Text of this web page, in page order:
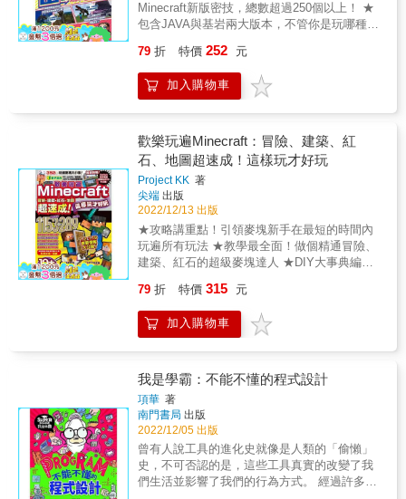
所以背上一個外殼的蛞蝓。對這個小謊感到內
疚。但其實角落小夥伴們全都發現牠其實是蛞
蝓。 ❤炸豬排：炸豬排的邊邊。瘦肉1%、肥油
99%，因為都是油，所以被剩下來
&hellip;&hellip; ❤炸蝦尾：因為太硬所以被吃剩
下來&hellip;&hellip;與炸豬排是知心好友。 ❤麻
不好吸而被剩下的。 ❤山：仰望富士山的一座
小山。 ❤雜草：擁有一個夢想，希望有一天能
在嚮往的花店裡被做成一把花束！積極的小
草。 ❤飛塵：常聚在角落裡，無憂無慮的一
群！ ❤幽靈：不想嚇到人，所以總是悄悄的。
&
長」，所以難免會遇到似懂非懂的部分。這時
建議讀者先找個範例實作，遇到想了解為何要
這麼打指令的地方，再回去CHECK說明的部
果你就是要立馬體驗唯我獨尊的麥塊，也可以
直接把書上的程式碼打進每個指令方塊內，然
後按本書的附錄教學建立一個伺服器，就可以
問題的喔！ 【只有你的世界才有的#防具#武器
#魔物#BOSS！】 #活力胸甲#防摔護腿#迅捷
護腿#荷葉輕功履#熔岩行者靴#探照燈頭盔#解
毒護符#防爆護符#黃金之盾 #機械弓#電掣喚雷
戟#走石飛沙 (雙劍)#凜月戰斧#破陽劍#傳送弓#
不死戰鎚#馬格雷雙子 #骷髏馬陷阱#殭屍卵囊#
凋零烈焰神#龍焰幽靈#終界弓箭手#寶箱怪 #電
掣夜梟#沙漠孤劍#嚴寒怪牛#深紅凋零#紫珀使
Minecraft新版密技，總數超過250個以上！ ★
包含JAVA與基岩兩大版本，不管你是玩哪種版
DIY大事典編輯部逐一實測，確認有用才會刊
登！ MOD、插件、指令、BUG、地圖、撇步等
Minecraft超神技就是秀一波！保證讓你的麥塊
所欲製作音階盒的演奏裝置 ■自由在地圖內追
加建築物 ■不開遊戲也能模擬紅石線路運作 ■
用麥塊裡的方塊重現現實拍攝的相片 ■自由選
擇多達250萬種以上的外觀 ■11種改變遊戲設定
的指令 ■知名抓寵GO遊戲的指令系統 ■竟然可
以使用槍 ■你哆啦A夢？住宅秒叫出 ■迷你史堤
夫登場 ■神奇重力槍 ■小精靈立馬玩 ■把自己的
作品複製到另一個地圖裡 ■知名動漫MOD ■在
現代化的世界裡生活 ■讓自己變得超像村民 ■
連水都能炸翻的猛爆TNT ■外觀充滿恐怖氣氛
得更加寫實生動 ■可愛動物們大集合 ■豐富的
動作表情 ■添加強悍敵人讓生存模式更驚險刺
激 ■通過傳送門後會來到黃昏森林 ■召喚詭異
實鐵路 ■整地推薦MOD ■讓主角史堤夫變身動
漫少女 ■這是星戰那把光劍嗎 ■讓方塊的稜角
全都變得圓滑 ■漁網MOD ■一口氣整理好雜亂
物品欄 ■攀爬到高處可用的繩鉤 ■在麥塊世界
裡操作無人機 ■10種光影MOD ■14種材質包 ■
體驗3000&times;3000格的大自然 ■六角恐龍王
國 ■都市舞台跑酷 ■飛向外太空的宇宙火箭 ■閃
79 折 特價 252 元
加入購物車
歡樂玩遍Minecraft：冒險、建築、紅
石、地圖超速成！這樣玩才好玩
Project KK 著
尖端 出版
2022/12/13 出版
★攻略講重點！引領麥塊新手在最短的時間內
玩遍所有玩法 ★教學最全面！做個精通冒險、
建築、紅石的超級麥塊達人 ★DIY大事典編輯
法多元，對學習成長各有助益，但要全精通不
容易】 小朋友一天玩麥塊的時間通常不多，比
較大的作品都得連續花好幾天才能完成，以致
歡冒險，一種是建築，另一種則擅長紅石機
關。這幾派較少重疊，原因也是因為玩法太自
由，就算是達人級玩家也可能只精通於某方
面。 但其實麥塊的各種玩法都有其助益： ■冒
險生存：要「事先準備」才能順利冒險；遇到
突發狀況要「冷靜應對」。 ■建築設計：運用
「數學幾何」建築才會美觀；精挑建材可提升
「美感敏銳」。 ■紅石機關：使用電路迴路相
79 折 特價 315 元
加入購物車
我是學霸：不能不懂的程式設計
項華 著
南門書局 出版
2022/12/05 出版
曾有人說工具的進化史就像是人類的「偷懶」
史，不可否認的是，這些工具真實的改變了我
們生活並影響了我們的行為方式。 經過許多研